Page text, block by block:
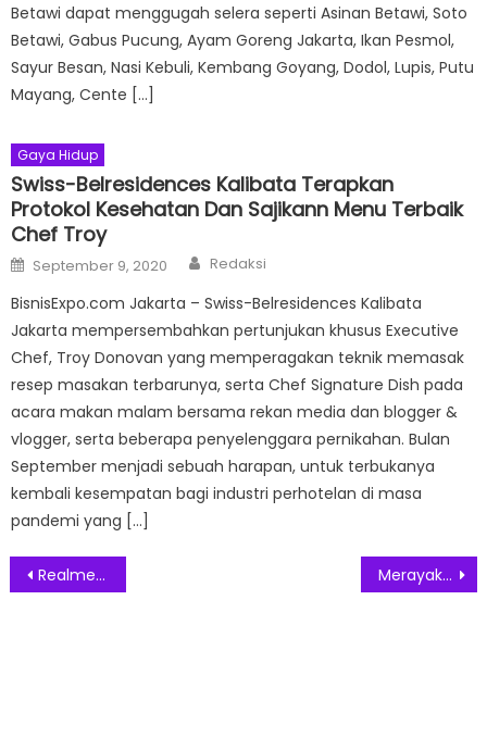
Betawi dapat menggugah selera seperti Asinan Betawi, Soto
Betawi, Gabus Pucung, Ayam Goreng Jakarta, Ikan Pesmol,
Sayur Besan, Nasi Kebuli, Kembang Goyang, Dodol, Lupis, Putu
Mayang, Cente […]
Gaya Hidup
Swiss-Belresidences Kalibata Terapkan
Protokol Kesehatan Dan Sajikann Menu Terbaik
Chef Troy
Posted
on
September 9, 2020 Author
Redaksi
BisnisExpo.com Jakarta – Swiss-Belresidences Kalibata
Jakarta mempersembahkan pertunjukan khusus Executive
Chef, Troy Donovan yang memperagakan teknik memasak
resep masakan terbarunya, serta Chef Signature Dish pada
acara makan malam bersama rekan media dan blogger &
vlogger, serta beberapa penyelenggara pernikahan. Bulan
September menjadi sebuah harapan, untuk terbukanya
kembali kesempatan bagi industri perhotelan di masa
pandemi yang […]
Post
Realme 15 Series 5G Rilis di Indonesia pada 8 Oktober 2025 Merayakan 5 Tahun, Jakarta Film Week 2025, Reignite Energi Sinema dan Posisi Jakarta di Panggung Dunia